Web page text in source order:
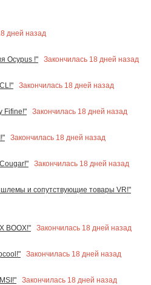
дней назад
Ocypus !"
Закончилась 18 дней назад
Закончилась 18 дней назад
Fifine!"
Закончилась 18 дней назад
Закончилась 18 дней назад
Закончилась 18 дней назад
и сопутствующие товары VR!"
BOOX!"
Закончилась 18 дней назад
Закончилась 18 дней назад
Закончилась 18 дней назад